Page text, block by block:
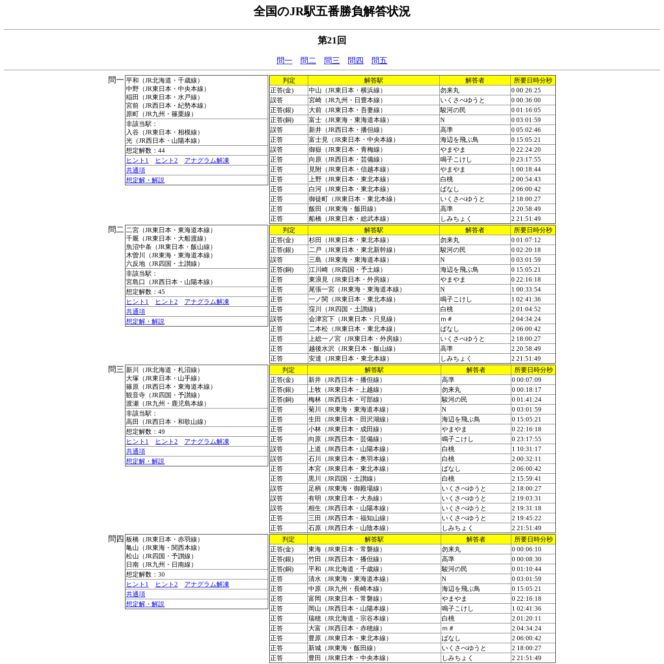
全国のJR駅五番勝負解答状況
第21回
問一 問二 問三 問四 問五
問一 平和（JR北海道・千歳線）
中野（JR東日本・中央本線）
稲田（JR東日本・水戸線）
宮前（JR西日本・紀勢本線）
原町（JR九州・篠栗線）
非該当駅：
入谷（JR東日本・相模線）
光（JR西日本・山陽本線）
想定解数：44
ヒント1
ヒント2
アナグラム解凍
共通項
想定解・解説
判定 解答駅 解答者
所要日時分秒
正答(金)
中山（JR東日本・横浜線） 勿来丸
0 00:26:25
誤答
宮崎（JR九州・日豊本線） いくさべゆうと
0 00:36:00
正答(銀)
大前（JR東日本・吾妻線） 駿河の民
0 01:16:05
正答(銅)
富士（JR東海・東海道本線） N
0 03:01:59
誤答
新井（JR西日本・播但線） 高準
0 05:02:46
正答
富士見（JR東日本・中央本線） 海辺を飛ぶ鳥
0 15:05:21
誤答
御嶽（JR東日本・青梅線） やまやま
0 22:24:20
正答
向原（JR西日本・芸備線） 鳴子こけし
0 23:17:55
正答
見附（JR東日本・信越本線） やまやま
1 00:18:44
正答
上野（JR東日本・東北本線） 白桃
2 00:54:43
正答
白河（JR東日本・東北本線） ばなし
2 06:00:42
正答
御徒町（JR東日本・東北本線） いくさべゆうと
2 18:00:27
正答
飯田（JR東海・飯田線） 高準
2 20:58:49
正答
船橋（JR東日本・総武本線） しみちょく 2 21:51:49
問二 二宮（JR東日本・東海道本線）
千厩（JR東日本・大船渡線）
魚沼中条（JR東日本・飯山線）
木曽川（JR東海・東海道本線）
六反地（JR四国・土讃線）
非該当駅：
宮島口（JR西日本・山陽本線）
想定解数：45
ヒント1
ヒント2
アナグラム解凍
共通項
想定解・解説
判定 解答駅 解答者
所要日時分秒
正答(金)
杉田（JR東日本・東北本線） 勿来丸
0 01:07:12
正答(銀)
二戸（JR東日本・東北新幹線） 駿河の民
0 02:20:18
誤答
三島（JR東海・東海道本線） N
0 03:01:59
正答(銅)
江川崎（JR四国・予土線） 海辺を飛ぶ鳥
0 15:05:21
正答
東浪見（JR東日本・外房線） やまやま
0 22:16:18
正答
尾張一宮（JR東海・東海道本線） N
1 00:33:54
正答
一ノ関（JR東日本・東北本線） 鳴子こけし
1 02:41:36
正答
窪川（JR四国・土讃線） 白桃
2 01:04:52
誤答
会津宮下（JR東日本・只見線） ｍ＃
2 04:34:24
正答
二本松（JR東日本・東北本線） ばなし
2 06:00:42
正答
上総一ノ宮（JR東日本・外房線） いくさべゆうと
2 18:00:27
正答
越後水沢（JR東日本・飯山線） 高準
2 20:58:49
正答
安達（JR東日本・東北本線） しみちょく 2 21:51:49
問三 新川（JR北海道・札沼線）
大塚（JR東日本・山手線）
篠原（JR西日本・東海道本線）
観音寺（JR四国・予讃線）
渡瀬（JR九州・鹿児島本線）
非該当駅：
高田（JR西日本・和歌山線）
想定解数：49
ヒント1
ヒント2
アナグラム解凍
共通項
想定解・解説
判定 解答駅 解答者
所要日時分秒
正答(金)
新井（JR西日本・播但線） 高準
0 00:07:09
正答(銀)
上牧（JR東日本・上越線） 勿来丸
0 00:18:17
正答(銅)
梅林（JR西日本・可部線） 駿河の民
0 01:41:24
正答
菊川（JR東海・東海道本線） N
0 03:01:59
正答
生田（JR東日本・田沢湖線） 海辺を飛ぶ鳥
0 15:05:21
正答
小林（JR東日本・成田線） やまやま
0 22:16:18
正答
向原（JR西日本・芸備線） 鳴子こけし
0 23:17:55
誤答
上道（JR西日本・山陽本線） 白桃
1 10:31:17
誤答
石川（JR東日本・奥羽本線） 白桃
2 00:32:11
正答
本宮（JR東日本・東北本線） ばなし
2 06:00:42
正答
黒川（JR四国・土讃線） 白桃
2 15:59:41
誤答
足柄（JR東海・御殿場線） いくさべゆうと
2 18:00:27
誤答
有明（JR東日本・大糸線） いくさべゆうと
2 19:03:31
誤答
相生（JR西日本・山陽本線） いくさべゆうと
2 19:31:18
正答
三田（JR西日本・福知山線） いくさべゆうと
2 19:45:22
正答
石原（JR西日本・山陰本線） しみちょく 2 21:51:49
問四 板橋（JR東日本・赤羽線）
亀山（JR東海・関西本線）
松山（JR四国・予讃線）
日南（JR九州・日南線）
想定解数：30
ヒント1
ヒント2
アナグラム解凍
共通項
想定解・解説
判定 解答駅 解答者
所要日時分秒
正答(金)
東海（JR東日本・常磐線） 勿来丸
0 00:06:10
正答(銀)
竹田（JR西日本・播但線） 高準
0 00:08:30
正答(銅)
平和（JR北海道・千歳線） 駿河の民
0 01:10:44
正答
清水（JR東海・東海道本線） N
0 03:01:59
正答
中原（JR九州・長崎本線） 海辺を飛ぶ鳥
0 15:05:21
正答
富岡（JR東日本・常磐線） やまやま
0 22:16:18
正答
岡山（JR西日本・山陽本線） 鳴子こけし
1 02:41:36
正答
瑞穂（JR北海道・宗谷本線） 白桃
2 01:20:11
正答
大富（JR西日本・赤穂線） ｍ＃
2 04:34:24
正答
豊原（JR東日本・東北本線） ばなし
2 06:00:42
正答
新城（JR東海・飯田線） いくさべゆうと
2 18:00:27
正答
豊田（JR東日本・中央本線） しみちょく 2 21:51:49